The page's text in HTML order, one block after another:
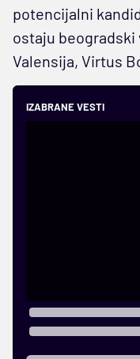
potencijalni
ostaju beogradski
Valensija, Virtus
IZABRANE VESTI